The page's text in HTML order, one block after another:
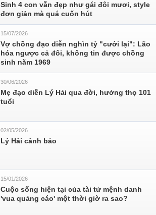
Sinh 4 con vẫn đẹp như gái đôi mươi, style
đơn giản mà quá cuốn hút
15/07/2026
Vợ chồng đạo diễn nghìn tỷ "cưới lại": Lão
hóa ngược cả đôi, không tin được chồng
sinh năm 1969
30/06/2026
Mẹ đạo diễn Lý Hải qua đời, hưởng thọ 101
tuổi
02/05/2026
Lý Hải cảnh báo
15/01/2026
Cuộc sống hiện tại của tài tử mệnh danh
'vua quảng cáo' một thời giờ ra sao?